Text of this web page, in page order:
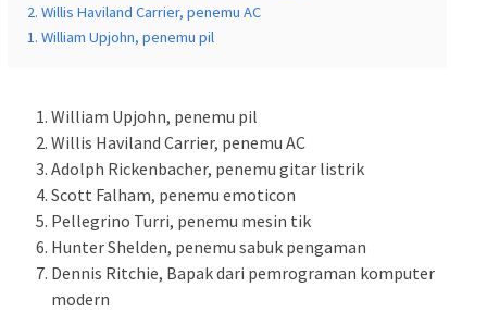
2. Willis Haviland Carrier, penemu AC
1. William Upjohn, penemu pil
William Upjohn, penemu pil
Willis Haviland Carrier, penemu AC
Adolph Rickenbacher, penemu gitar listrik
Scott Falham, penemu emoticon
Pellegrino Turri, penemu mesin tik
Hunter Shelden, penemu sabuk pengaman
Dennis Ritchie, Bapak dari pemrograman komputer
modern